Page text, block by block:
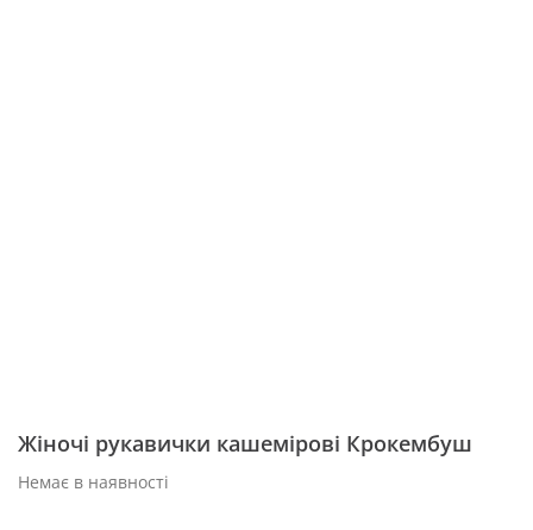
Жіночі рукавички кашемірові Крокембуш
Немає в наявності